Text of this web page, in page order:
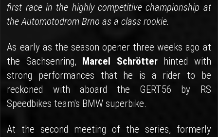
first race in the highly competitive championship at
the Automotodrom Brno as a class rookie.
As early as the season opener three weeks ago at
the Sachsenring, Marcel Schrötterhinted with
strong performances that he is a rider to be
reckoned with aboard the GERT56 by RS
Speedbikes team's BMW superbike.
At the second meeting of the series, formerly